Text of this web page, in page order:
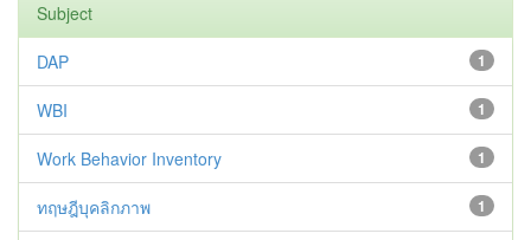
Subject
1
DAP
1
WBI
1
Work Behavior Inventory
1
ทฤษฎีบุคลิกภาพ